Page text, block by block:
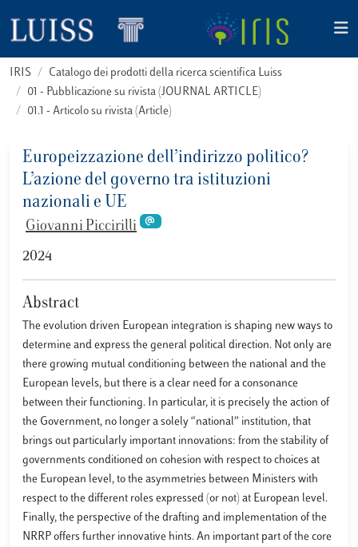
IRIS
Catalogo dei prodotti della ricerca scientifica Luiss
01 - Pubblicazione su rivista (JOURNAL ARTICLE)
01.1 - Articolo su rivista (Article)
Europeizzazione dell’indirizzo politico?
L’azione del governo tra istituzioni
nazionali e UE
Giovanni Piccirilli
2024
Abstract
The evolution driven European integration is shaping new ways to
determine and express the general political direction. Not only are
there growing mutual conditioning between the national and the
European levels, but there is a clear need for a consonance
between their functioning. In particular, it is precisely the action of
the Government, no longer a solely “national” institution, that
brings out particularly important innovations: from the stability of
governments conditioned on cohesion with respect to choices at
the European level, to the asymmetries between Ministers with
respect to the different roles expressed (or not) at European level.
Finally, the perspective of the drafting and implementation of the
NRRP offers further innovative hints. An important part of the core